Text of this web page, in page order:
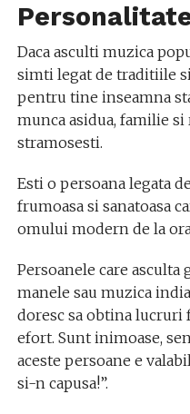
Daca asculti muzica
simti legat de traditiile
pentru tine inseamna
munca asidua, familie
stramosesti.
Esti o persoana legata
frumoasa si sanatoasa
omului modern de la
Persoanele care
manele sau muzica
doresc sa obtina lucruri
efort. Sunt inimoase,
aceste persoane e
si-n capusa!”.